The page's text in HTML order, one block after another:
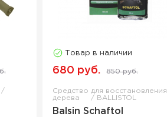
Товар в наличии
680 руб. 850 руб.
Средство для восстановления
дерева
BALLISTOL
Balsin Schaftol